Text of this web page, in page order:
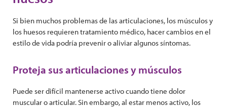
Si bien muchos problemas de las articulaciones, los músculos y
los huesos requieren tratamiento médico, hacer cambios en el
estilo de vida podría prevenir o aliviar algunos síntomas.
Proteja sus articulaciones y músculos
Puede ser difícil mantenerse activo cuando tiene dolor
muscular o articular. Sin embargo, al estar menos activo, los